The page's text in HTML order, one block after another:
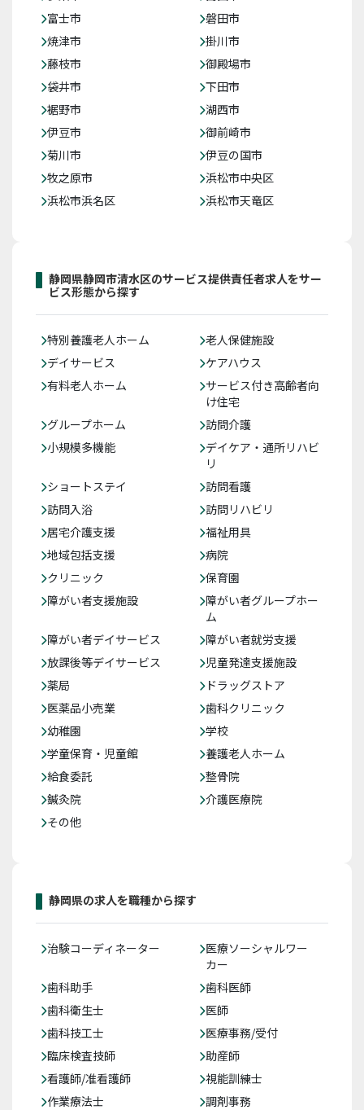
富士市
磐田市
焼津市
掛川市
藤枝市
御殿場市
袋井市
下田市
裾野市
湖西市
伊豆市
御前崎市
菊川市
伊豆の国市
牧之原市
浜松市中央区
浜松市浜名区
浜松市天竜区
静岡県静岡市清水区のサービス提供責任者求人をサー
ビス形態から探す
特別養護老人ホーム
老人保健施設
デイサービス
ケアハウス
有料老人ホーム
サービス付き高齢者向
け住宅
グループホーム
訪問介護
小規模多機能
デイケア・通所リハビ
リ
ショートステイ
訪問看護
訪問入浴
訪問リハビリ
居宅介護支援
福祉用具
地域包括支援
病院
クリニック
保育園
障がい者支援施設
障がい者グループホー
ム
障がい者デイサービス
障がい者就労支援
放課後等デイサービス
児童発達支援施設
薬局
ドラッグストア
医薬品小売業
歯科クリニック
幼稚園
学校
学童保育・児童館
養護老人ホーム
給食委託
整骨院
鍼灸院
介護医療院
その他
静岡県の求人を職種から探す
治験コーディネーター
医療ソーシャルワー
カー
歯科助手
歯科医師
歯科衛生士
医師
歯科技工士
医療事務/受付
臨床検査技師
助産師
看護師/准看護師
視能訓練士
作業療法士
調剤事務